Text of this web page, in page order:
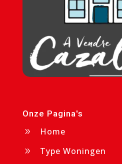
Onze Pagina's
9
Home
9 Type Woningen